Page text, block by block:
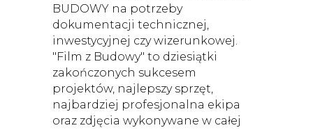
BUDOWY na potrzeby
dokumentacji technicznej,
inwestycyjnej czy wizerunkowej.
"Film z Budowy" to dziesiątki
zakończonych sukcesem
projektów, najlepszy sprzęt,
najbardziej profesjonalna ekipa
oraz zdjęcia wykonywane w całej